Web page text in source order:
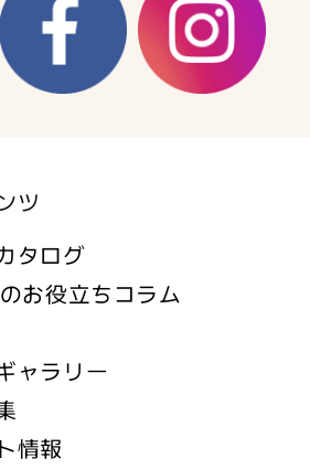
ツ
タログ
お役立ちコラム
ャラリー
情報